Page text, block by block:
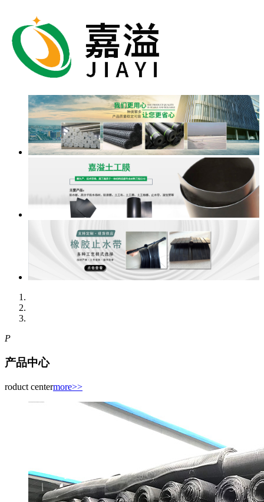
P
产品中心
roduct centermore>>